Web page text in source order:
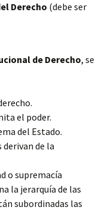
Derecho (debe ser
de Derecho, se
el poder.
del Estado.
de la
o supremacía
la jerarquía de las
subordinadas las